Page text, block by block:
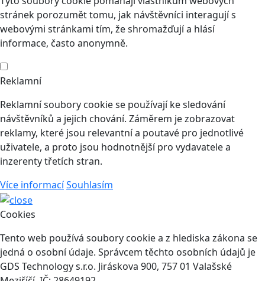
stránek porozumět tomu, jak návštěvníci interagují s
webovými stránkami tím, že shromažďují a hlásí
informace, často anonymně.
Reklamní
Reklamní soubory cookie se používají ke sledování
návštěvníků a jejich chování. Záměrem je zobrazovat
reklamy, které jsou relevantní a poutavé pro jednotlivé
uživatele, a proto jsou hodnotnější pro vydavatele a
inzerenty třetích stran.
Více informacíSouhlasím
Cookies
Tento web používá soubory cookie a z hlediska zákona se
jedná o osobní údaje. Správcem těchto osobních údajů je
GDS Technology s.r.o. Jiráskova 900, 757 01 Valašské